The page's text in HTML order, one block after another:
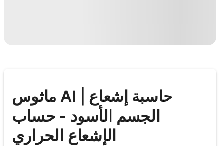
ماثوس AI | حاسبة إشعاع
الجسم الأسود - حساب
الإشعاع الحراري